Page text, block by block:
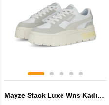
Mayze Stack Luxe Wns Kadın Sneaker